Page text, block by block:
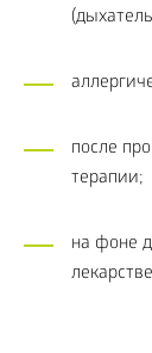
после
терапии;
на фоне